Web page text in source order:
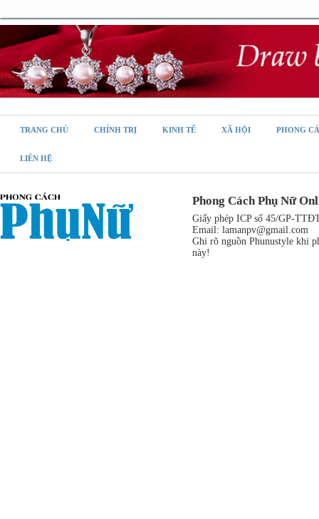
TRANG CHỦ CHÍNH TRỊ KINH TẾ XÃ HỘI PHONG
LIÊN HỆ
Phong Cách Phụ Nữ
Giấy phép ICP số 45/GP-
Email: lamanpv@gmail.com
Ghi rõ nguồn Phunustyle khi
này!